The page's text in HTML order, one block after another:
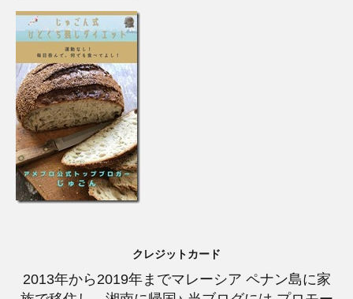
クレジットカード
2013年から2019年までマレーシア ペナン島に家